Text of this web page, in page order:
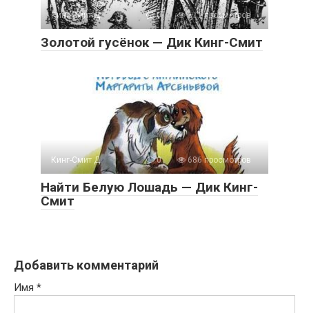
Кинг-Смит Д. 0 171 просмотров
Золотой гусёнок — Дик Кинг-Смит
Кинг-Смит Д. 0 686 просмотров
Найти Белую Лошадь — Дик Кинг-
Смит
Добавить комментарий
Имя *